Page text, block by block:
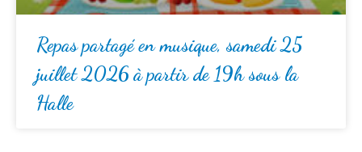
Repas partagé en musique, samedi 25
juillet 2026 à partir de 19h sous la
Halle